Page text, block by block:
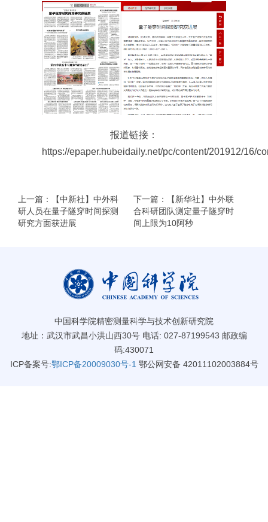
报道链接：
https://epaper.hubeidaily.net/pc/content/201912/16/
上一篇：【中新社】中外科
研人员在量子隧穿时间探测
研究方面获进展
下一篇：【新华社】中外联
合科研团队测定量子隧穿时
间上限为10阿秒
中国科学院精密测量科学与技术创新研究院
地址：武汉市武昌小洪山西30号 电话: 027-87199543 邮政编
码:430071
ICP备案号:鄂ICP备20009030号-1 鄂公网安备 42011102003884号